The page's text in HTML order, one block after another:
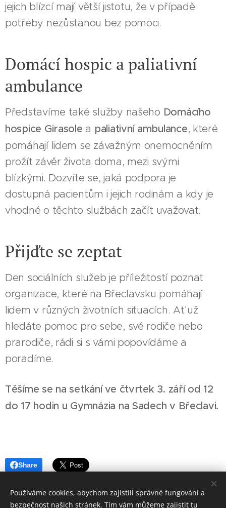
jejich blízcí mají větší jistotu, že v případě
potřeby nezůstanou bez pomoci.
Domácí hospic a paliativní
ambulance
Představíme také služby našeho Domácího
hospice Girasole a paliativní ambulance, které
pomáhají lidem se závažným onemocněním
prožít závěr života doma, mezi svými
blízkými. Dozvíte se, jaká podpora je
dostupná pacientům i jejich rodinám a kdy je
vhodné o těchto službách začít uvažovat.
Přijďte se zeptat
Den sociálních služeb je příležitostí poznat
organizace, které na Břeclavsku pomáhají
lidem v různých životních situacích. Ať už
hledáte pomoc pro sebe, své rodiče nebo
prarodiče, rádi si s vámi popovídáme a
poradíme.
Těšíme se na setkání ve čtvrtek 3. září od 12
do 17 hodin u Gymnázia na Sadech v Břeclavi.
Share
Používáme cookies, abychom zajistili správné fungování a
bezpečnost našich stránek. Tím vám můžeme zajistit tu